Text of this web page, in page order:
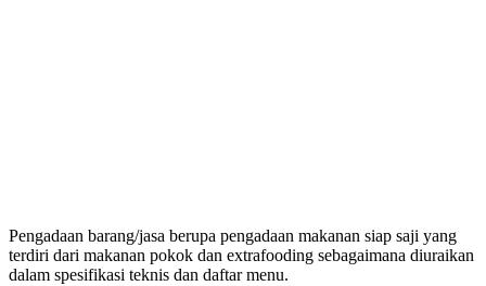
Pengadaan barang/jasa berupa pengadaan makanan siap saji yang
terdiri dari makanan pokok dan extrafooding sebagaimana diuraikan
dalam spesifikasi teknis dan daftar menu.